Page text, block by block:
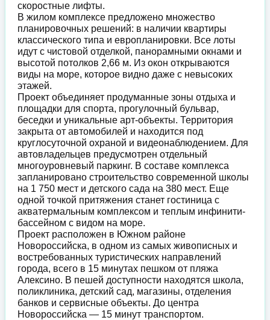
скоростные лифты.
В жилом комплексе предложено множество
планировочных решений: в наличии квартиры
классического типа и европланировки. Все лоты
идут с чистовой отделкой, панорамными окнами и
высотой потолков 2,66 м. Из окон открываются
виды на море, которое видно даже с невысоких
этажей.
Проект объединяет продуманные зоны отдыха и
площадки для спорта, прогулочный бульвар,
беседки и уникальные арт-объекты. Территория
закрыта от автомобилей и находится под
круглосуточной охраной и видеонаблюдением. Для
автовладельцев предусмотрен отдельный
многоуровневый паркинг. В составе комплекса
запланировано строительство современной школы
на 1 750 мест и детского сада на 380 мест. Еще
одной точкой притяжения станет гостиница с
акватермальным комплексом и теплым инфинити-
бассейном с видом на море.
Проект расположен в Южном районе
Новороссийска, в одном из самых живописных и
востребованных туристических направлений
города, всего в 15 минутах пешком от пляжа
Алексино. В пешей доступности находятся школа,
поликлиника, детский сад, магазины, отделения
банков и сервисные объекты. До центра
Новороссийска — 15 минут транспортом.